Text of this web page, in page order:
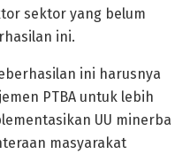
sektor yang belum
ini.
ini harusnya
PTBA untuk lebih
UU minerba
masyarakat